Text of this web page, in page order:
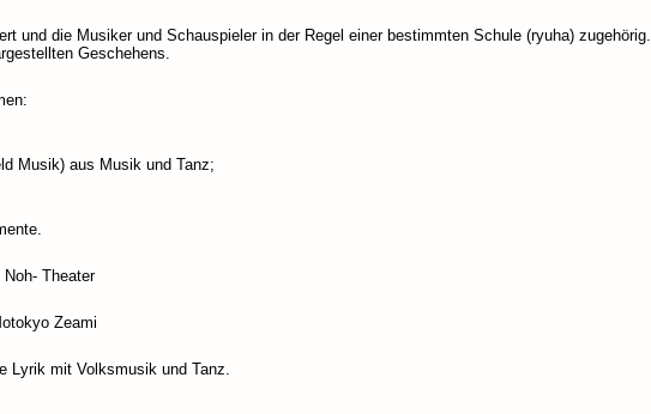
und die Musiker und Schauspieler in der Regel einer bestimmten Schule (ryuha) zugehörig.
Geschehens.
Musik) aus Musik und Tanz;
Noh- Theater
Zeami
Lyrik mit Volksmusik und Tanz.